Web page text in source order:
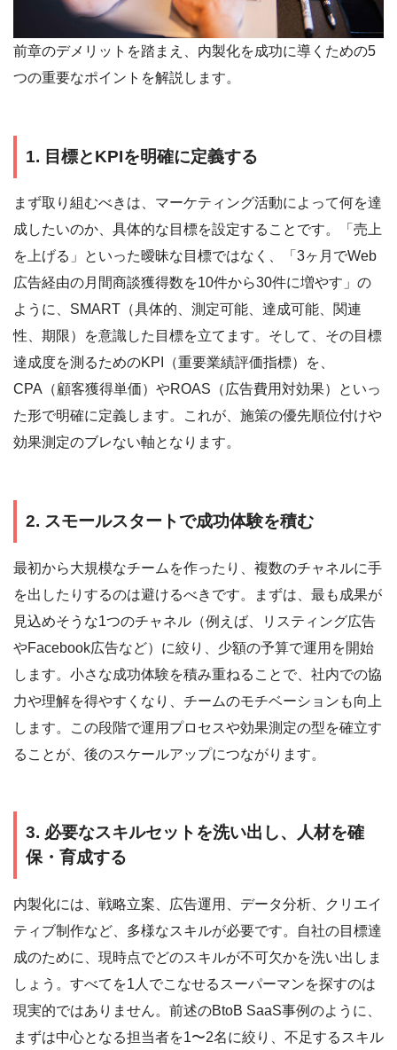
前章のデメリットを踏まえ、内製化を成功に導くための5
つの重要なポイントを解説します。
1. 目標とKPIを明確に定義する
まず取り組むべきは、マーケティング活動によって何を達
成したいのか、具体的な目標を設定することです。「売上
を上げる」といった曖昧な目標ではなく、「3ヶ月でWeb
広告経由の月間商談獲得数を10件から30件に増やす」の
ように、SMART（具体的、測定可能、達成可能、関連
性、期限）を意識した目標を立てます。そして、その目標
達成度を測るためのKPI（重要業績評価指標）を、
CPA（顧客獲得単価）やROAS（広告費用対効果）といっ
た形で明確に定義します。これが、施策の優先順位付けや
効果測定のブレない軸となります。
2. スモールスタートで成功体験を積む
最初から大規模なチームを作ったり、複数のチャネルに手
を出したりするのは避けるべきです。まずは、最も成果が
見込めそうな1つのチャネル（例えば、リスティング広告
やFacebook広告など）に絞り、少額の予算で運用を開始
します。小さな成功体験を積み重ねることで、社内での協
力や理解を得やすくなり、チームのモチベーションも向上
します。この段階で運用プロセスや効果測定の型を確立す
ることが、後のスケールアップにつながります。
3. 必要なスキルセットを洗い出し、人材を確
保・育成する
内製化には、戦略立案、広告運用、データ分析、クリエイ
ティブ制作など、多様なスキルが必要です。自社の目標達
成のために、現時点でどのスキルが不可欠かを洗い出しま
しょう。すべてを1人でこなせるスーパーマンを探すのは
現実的ではありません。前述のBtoB SaaS事例のように、
まずは中心となる担当者を1〜2名に絞り、不足するスキル